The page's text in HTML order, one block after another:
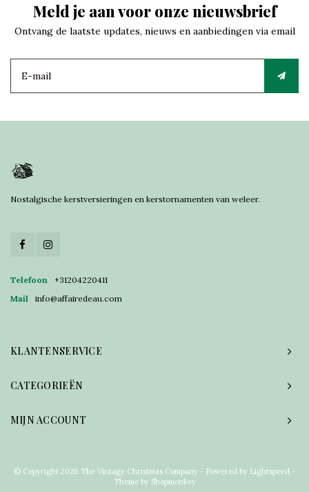
Meld je aan voor onze nieuwsbrief
Ontvang de laatste updates, nieuws en aanbiedingen via email
Nostalgische kerstversieringen en kerstornamenten van weleer.
Telefoon
+31204220411
Mail
info@affairedeau.com
KLANTENSERVICE
CATEGORIEËN
MIJN ACCOUNT
© Copyright 2026 The Vintage Christmas Company - Powered by Lightspeed -
Theme by Shopmonkey